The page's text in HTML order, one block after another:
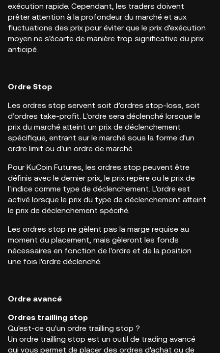
exécution rapide. Cependant, les traders doivent
prêter attention à la profondeur du marché et aux
fluctuations des prix pour éviter que le prix d'exécution
moyen ne s'écarte de manière trop significative du prix
anticipé.
Ordre Stop
Les ordres stop servent soit d’ordres stop-loss, soit
d’ordres take-profit. L'ordre sera déclenché lorsque le
prix du marché atteint un prix de déclenchement
spécifique, entrant sur le marché sous la forme d'un
ordre limit ou d'un ordre de marché.
Pour KuCoin Futures, les ordres stop peuvent être
définis avec le dernier prix, le prix repère ou le prix de
l'indice comme type de déclenchement. L'ordre est
activé lorsque le prix du type de déclenchement atteint
le prix de déclenchement spécifié.
Les ordres stop ne gèlent pas la marge requise au
moment du placement, mais gèleront les fonds
nécessaires en fonction de l'ordre et de la position
une fois l'ordre déclenché.
Ordre avancé
Ordres trailling stop
Qu'est-ce qu'un ordre trailling stop ?
Un ordre trailling stop est un outil de trading avancé
qui vous permet de placer des ordres d'achat ou de